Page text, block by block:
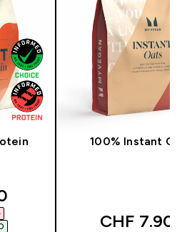
price
100% Instant
CHF 7.90‎